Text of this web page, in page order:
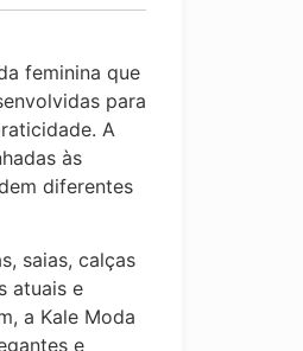
feminina que
para
A
às
diferentes
saias, calças
atuais e
a Kale Moda
e